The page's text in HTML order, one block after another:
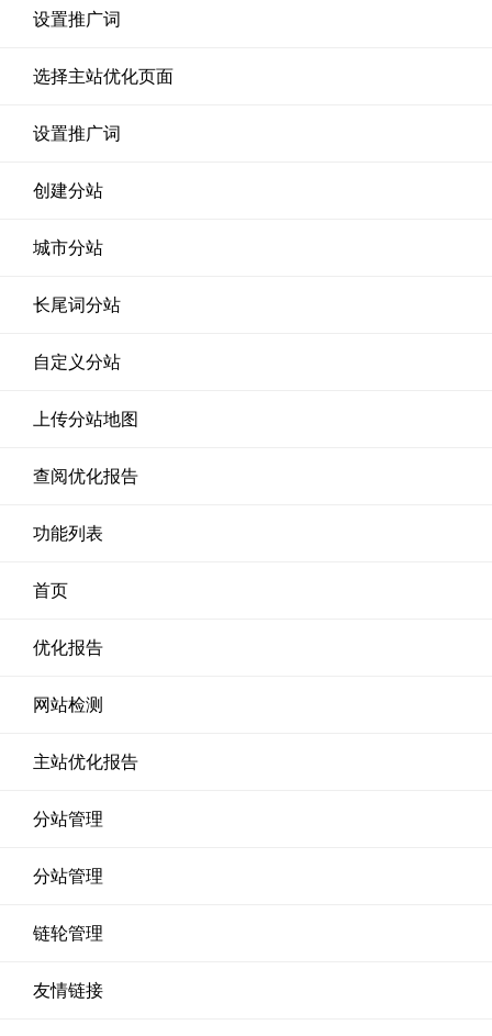
设置推广词
选择主站优化页面
设置推广词
创建分站
城市分站
长尾词分站
自定义分站
上传分站地图
查阅优化报告
功能列表
首页
优化报告
网站检测
主站优化报告
分站管理
分站管理
链轮管理
友情链接